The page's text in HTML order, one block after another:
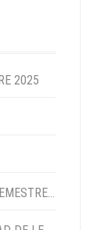
2025
NOVEDADES EDITORIALES PRIMER SEMESTRE 2023